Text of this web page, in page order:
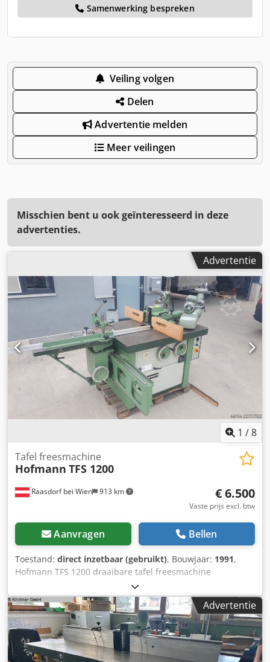
Samenwerking bespreken
Veiling volgen
Delen
Advertentie melden
Meer veilingen
Misschien bent u ook geïnteresseerd in deze
advertenties.
Advertentie
1 /8
Raasdorf bei Wien 913 km
Tafel freesmachine
Hofmann TFS 1200
€ 6.500
Vaste prijs excl. btw
Aanvragen Bellen
Toestand: direct inzetbaar (gebruikt), Bouwjaar: 1991,
Hofmann TFS 1200 draaibare tafel freesmachine
Dcedpjzmcz Isfx Apdjk Bouwjaar 1991 Machine-nr. P127-
91-194-695 Motor 54,7 / 5,7 - 11 / 13,5 kW Draaibaar van
-5° tot +45° Motorrem Motor met 2
snelheden/poolomschakelbaar 6 snelheidstrappen 3 / 4 / 5
/ 6 / 8 / 10.000 omw/min. Rechts- en linksom draaiend
Tafelafmetingen 2000 x 830 mm Freestool diameter 30 mm
Advertentie